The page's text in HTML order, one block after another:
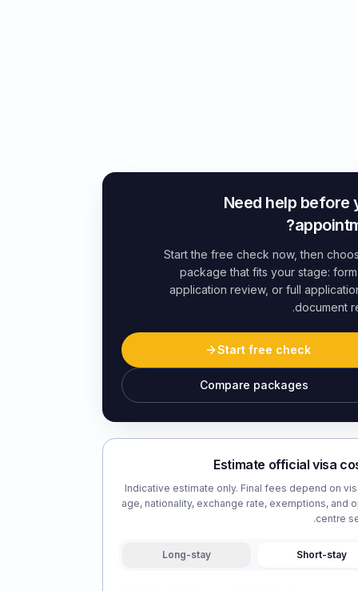
Need help before
Start the free check now, then
package that fits your stage: form
application review, or full
document
Start free check
Compare packages
Estimate official visa
Indicative estimate only. Final fees depend on
age, nationality, exchange rate, exemptions, and
centre
Short-stay
Long-stay